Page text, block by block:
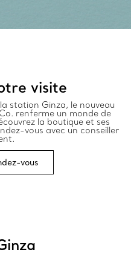
visite
station Ginza, le nouveau
renferme un monde de
la boutique et ses
vous avec un conseiller
vous